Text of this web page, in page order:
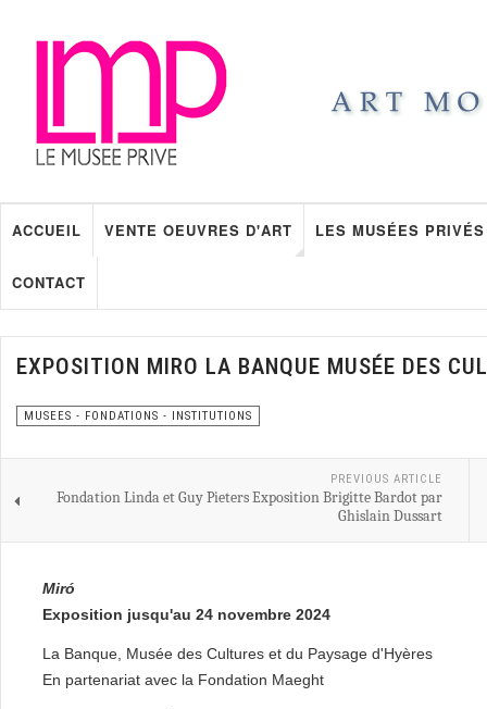
ACCUEIL VENTE OEUVRES D'ART LES MUSÉES PRIVÉS
CONTACT
EXPOSITION MIRO LA BANQUE MUSÉE DES
MUSEES - FONDATIONS - INSTITUTIONS
PREVIOUS ARTICLE
Fondation Linda et Guy Pieters Exposition Brigitte Bardot par
Ghislain Dussart
Miró
Exposition jusqu'au 24 novembre 2024
La Banque, Musée des Cultures et du Paysage d'Hyères
En partenariat avec la Fondation Maeght